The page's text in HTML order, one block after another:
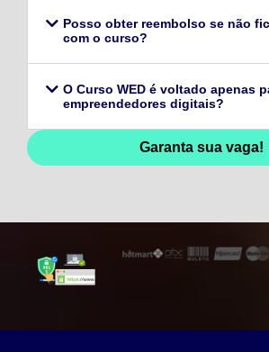
Posso obter reembolso se não
com o curso?
O Curso WED é voltado apenas
empreendedores digitais?
Garanta sua vaga!